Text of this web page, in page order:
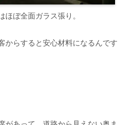
ほぼ全面ガラス張り。
からすると安心材料になるんです